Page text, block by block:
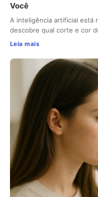
Você
A inteligência artificial está
descobre qual corte e cor
Leia mais